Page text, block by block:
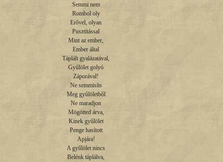
Semmi nem
Rombol oly
Erővel, olyan
Pusztítással
Mint az ember,
Ember által
Táplált gyalázatával,
Gyűlölet golyó
Záporával!
Ne semmisíts
Meg gyűlöletből
Ne maradjon
Mögötted árva,
Kinek gyűlölet
Penge hasított
Apjára!
A gyűlölet nincs
Belénk táplálva,